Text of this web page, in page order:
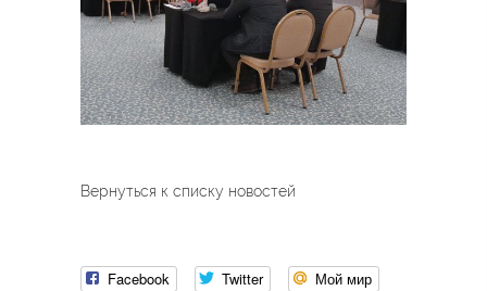
Вернуться к списку новостей
Facebook Twitter
Мой мир